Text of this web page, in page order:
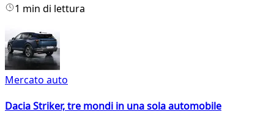
1 min di lettura
Mercato auto
Dacia Striker, tre mondi in una sola automobile